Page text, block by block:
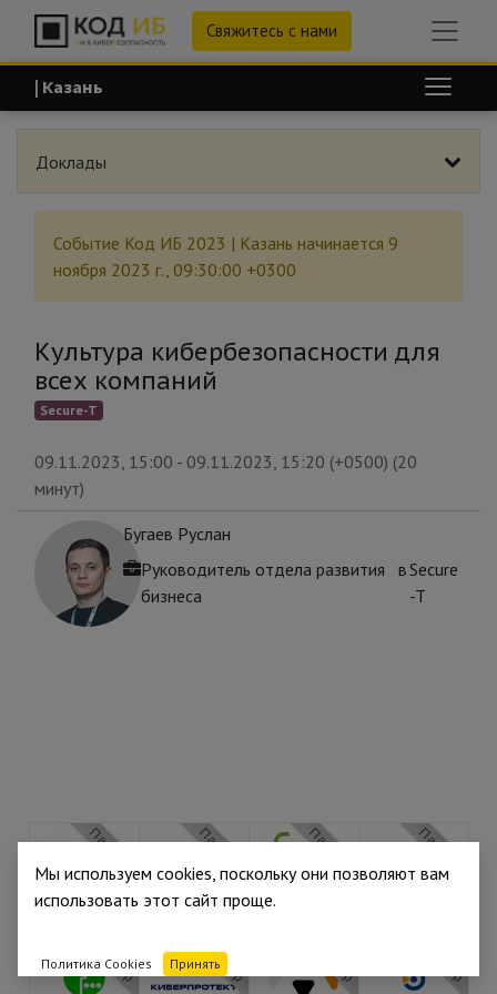
Свяжитесь с нами
| Казань
Доклады
Событие Код ИБ 2023 | Казань начинается 9
ноября 2023 г., 09:30:00 +0300
Культура кибербезопасности для
всех компаний
Secure-T
09.11.2023, 15:00 - 09.11.2023, 15:20 (+0500) (20
минут)
Бугаев Руслан
Руководитель отдела развития
бизнеса
вSecure
-T
Партнёр Партнёр Партнёр Партнёр
Партнёр Партнёр
Мы используем cookies, поскольку они позволяют вам
использовать этот сайт проще.
Политика Cookies Принять